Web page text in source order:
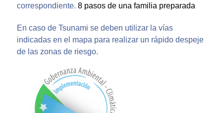
correspondiente. 8 pasos de una familia preparada
En caso de Tsunami se deben utilizar la vías
indicadas en el mapa para realizar un rápido despeje
de las zonas de riesgo.